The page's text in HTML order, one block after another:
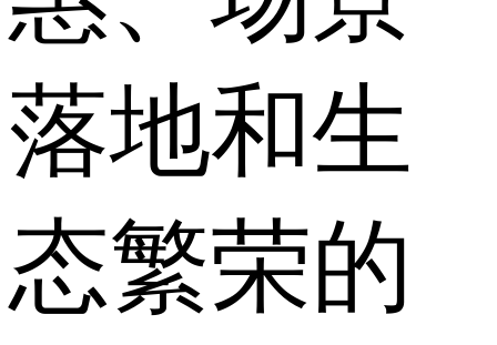
落地和生
态繁荣的